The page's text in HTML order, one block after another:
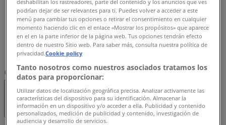
09:00 - 18:00
Fredag
09:00 - 18:00
Lørdag
09:00 - 18:00
Kort
88 80 40 20
ÅbenIndtil 18:00
podrían dejar de ser relevantes para ti. Puedes volver a acceder a este
menú para cambiar tus opciones o retirar el consentimiento en cualquier
momento haciendo clic en el enlace «Mostrar los propósitos» que aparece
en el en la parte inferior de la página web. Tus opciones tendrán efecto
dentro de nuestro Sitio web. Para saber más, consulta nuestra política de
privacidad.Cookie policy
Tanto nosotros como nuestros asociados tratamos los
datos para proporcionar:
Utilizar datos de localización geográfica precisa. Analizar activamente las
características del dispositivo para su identificación. Almacenar la
información en un dispositivo y/o acceder a ella. Publicidad y contenido
personalizados, medición de publicidad y contenido, investigación de
audiencia y desarrollo de servicios.